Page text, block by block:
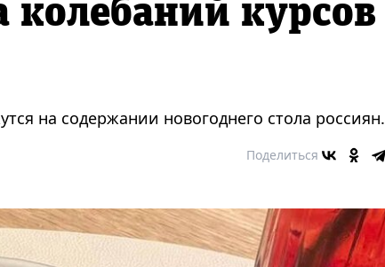
колебаний курсов
на содержании новогоднего стола россиян.
Поделиться